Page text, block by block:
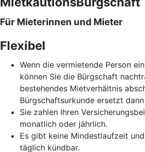
Für Mieterinnen und Mieter
Flexibel
Wenn die vermietende Person
können Sie die Bürgschaft
bestehendes Mietverhältnis
Bürgschaftsurkunde ersetzt
Sie zahlen Ihren
monatlich oder jährlich.
Es gibt keine Mindestlaufzeit
täglich kündbar.